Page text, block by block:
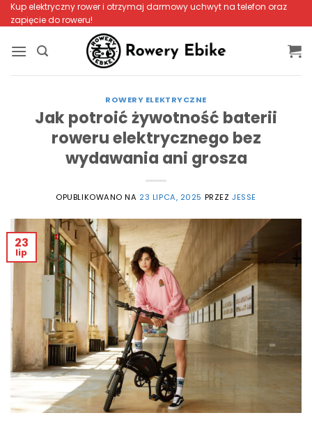
Przewiń
do
zawartości
Kup elektryczny rower i otrzymaj darmowy uchwyt na telefon oraz
zapięcie do roweru!
ROWERY ELEKTRYCZNE
Jak potroić żywotność baterii
roweru elektrycznego bez
wydawania ani grosza
OPUBLIKOWANO NA 23 LIPCA, 2025 PRZEZ JESSE
23
lip